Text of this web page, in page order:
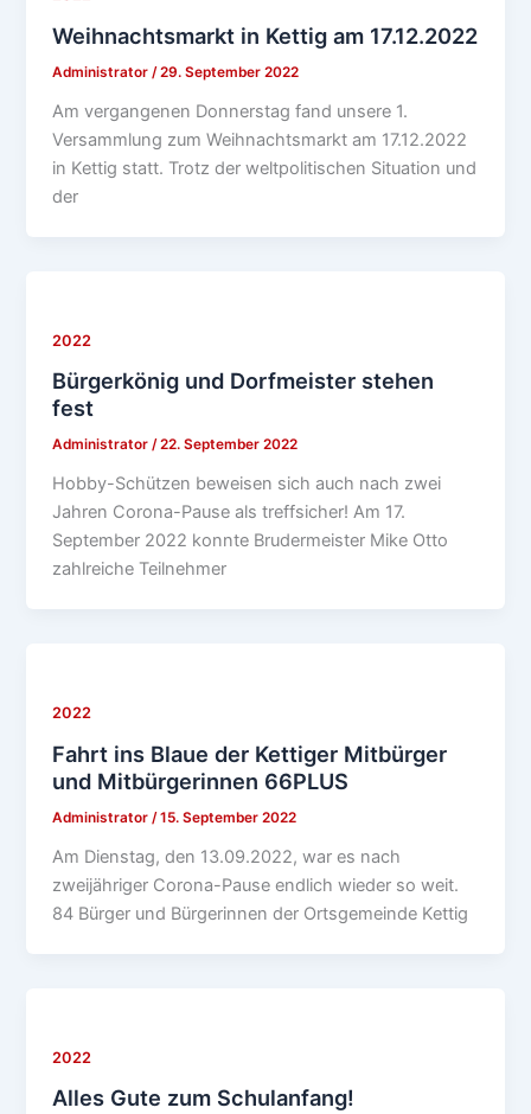
Weihnachtsmarkt in Kettig am 17.12.2022
Administrator/29. September 2022
Am vergangenen Donnerstag fand unsere 1.
Versammlung zum Weihnachtsmarkt am 17.12.2022
in Kettig statt. Trotz der weltpolitischen Situation und
der
2022
Bürgerkönig und Dorfmeister stehen
fest
Administrator/22. September 2022
Hobby-Schützen beweisen sich auch nach zwei
Jahren Corona-Pause als treffsicher! Am 17.
September 2022 konnte Brudermeister Mike Otto
zahlreiche Teilnehmer
2022
Fahrt ins Blaue der Kettiger Mitbürger
und Mitbürgerinnen 66PLUS
Administrator /15. September 2022
Am Dienstag, den 13.09.2022, war es nach
zweijähriger Corona-Pause endlich wieder so weit.
84 Bürger und Bürgerinnen der Ortsgemeinde Kettig
2022
Alles Gute zum Schulanfang!